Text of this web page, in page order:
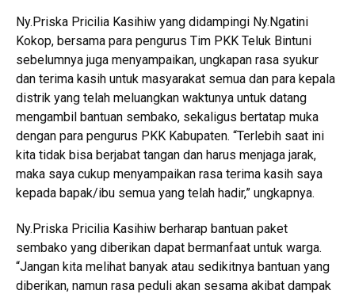
Ny.Priska Pricilia Kasihiw yang didampingi Ny.Ngatini
Kokop, bersama para pengurus Tim PKK Teluk Bintuni
sebelumnya juga menyampaikan, ungkapan rasa syukur
dan terima kasih untuk masyarakat semua dan para kepala
distrik yang telah meluangkan waktunya untuk datang
mengambil bantuan sembako, sekaligus bertatap muka
dengan para pengurus PKK Kabupaten. “Terlebih saat ini
kita tidak bisa berjabat tangan dan harus menjaga jarak,
maka saya cukup menyampaikan rasa terima kasih saya
kepada bapak/ibu semua yang telah hadir,” ungkapnya.
Ny.Priska Pricilia Kasihiw berharap bantuan paket
sembako yang diberikan dapat bermanfaat untuk warga.
“Jangan kita melihat banyak atau sedikitnya bantuan yang
diberikan, namun rasa peduli akan sesama akibat dampak